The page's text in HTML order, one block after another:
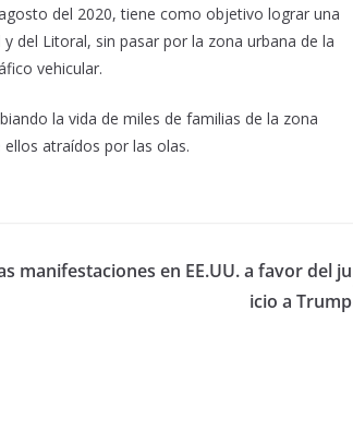
del 2020, tiene como objetivo lograr una
del Litoral, sin pasar por la zona urbana de la
vehicular.
la vida de miles de familias de la zona
atraídos por las olas.
manifestaciones en EE.UU. a favor del ju
icio a Trump